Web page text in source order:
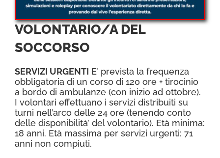
VOLONTARIO/A DEL
SOCCORSO
SERVIZI URGENTI E’ prevista la frequenza
obbligatoria di un corso di 120 ore + tirocinio
a bordo di ambulanze (con inizio ad ottobre).
I volontari effettuano i servizi distribuiti su
turni nell’arco delle 24 ore (tenendo conto
delle disponibilità’ del volontario). Età minima:
18 anni. Età massima per servizi urgenti: 71
anni non compiuti.